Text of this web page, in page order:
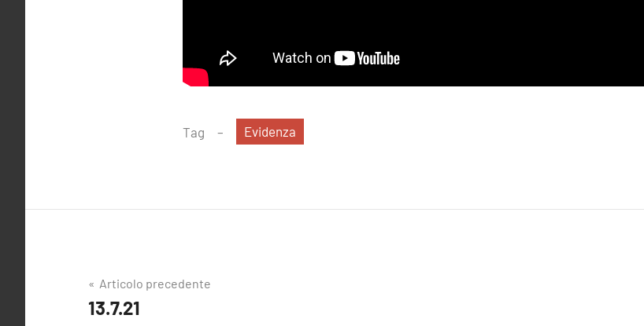
Tag Evidenza
Navigazione
articoli
Articolo precedente
13.7.21